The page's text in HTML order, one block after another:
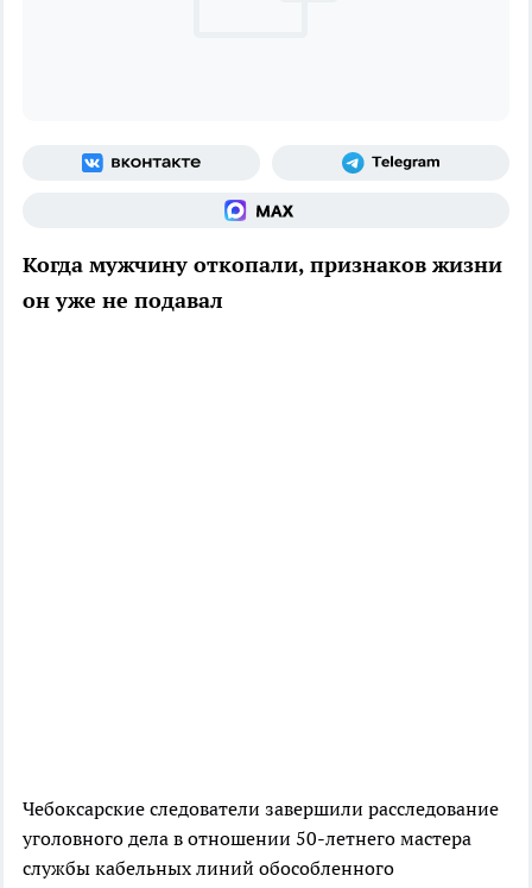
Когда мужчину откопали, признаков жизни
он уже не подавал
Чебоксарские следователи завершили расследование
уголовного дела в отношении 50-летнего мастера
службы кабельных линий обособленного